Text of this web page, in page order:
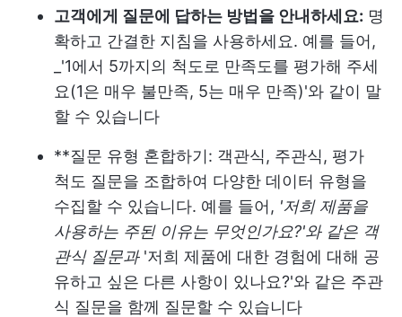
고객에게 질문에 답하는 방법을 안내하세요: 명
확하고 간결한 지침을 사용하세요. 예를 들어,
_'1에서 5까지의 척도로 만족도를 평가해 주세
요(1은 매우 불만족, 5는 매우 만족)'와 같이 말
할 수 있습니다
**질문 유형 혼합하기: 객관식, 주관식, 평가
척도 질문을 조합하여 다양한 데이터 유형을
수집할 수 있습니다. 예를 들어, '저희 제품을
사용하는 주된 이유는 무엇인가요?'와 같은 객
관식 질문과 '저희 제품에 대한 경험에 대해 공
유하고 싶은 다른 사항이 있나요?'와 같은 주관
식 질문을 함께 질문할 수 있습니다